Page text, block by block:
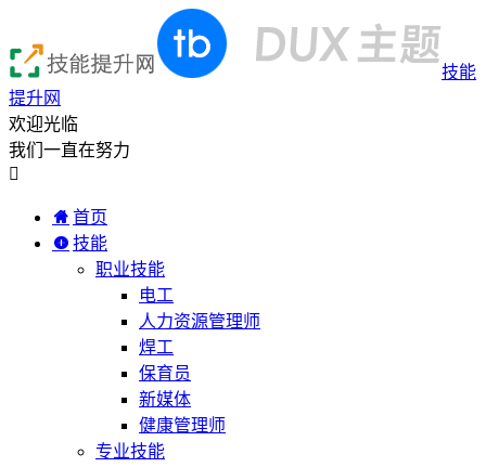
技能
提升网
欢迎光临
我们一直在努力

首页
技能
职业技能
电工
人力资源管理师
焊工
保育员
新媒体
健康管理师
专业技能